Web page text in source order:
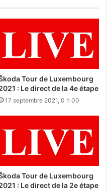
Tour de Luxembourg
: Le direct de la 4e étape
17 septembre 2021, 0 h 00
Tour de Luxembourg
: Le direct de la 2e étape